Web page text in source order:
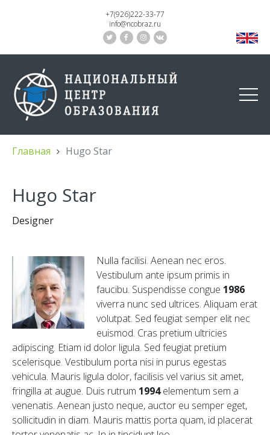
+7(926)222-33-77
info@ncobraz.ru
Главная Hugo Star
Hugo Star
Designer
Nulla facilisi. Aenean nec eros.
Vestibulum ante ipsum primis in
faucibu. Suspendisse congue 1986
viverra nunc sed ultrices. Aliquam erat
volutpat. Sed feugiat semper elit nec
euismod. Cras pretium ultricies
adipiscing. Etiam id dolor ligula. Sed feugiat pretium
scelerisque. Vestibulum porta nisi in purus egestas
vehicula. Mauris ligula dolor, facilisis vel varius sit amet,
fringilla at augue. Duis rutrum 1994elementum sem a
venenatis. Aenean justo neque, auctor eu semper eget,
sollicitudin in diam. Mauris mattis porta quam, id placerat